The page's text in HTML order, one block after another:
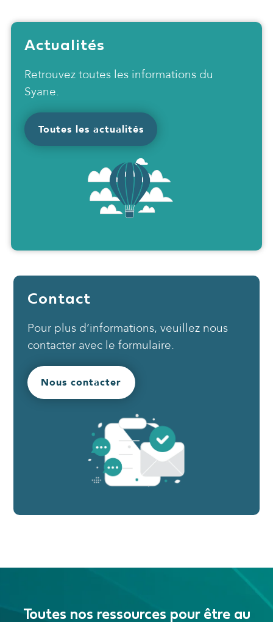
Actualités
Retrouvez toutes les informations du
Syane.
Toutes les actualités
Contact
Pour plus d’informations, veuillez nous
contacter avec le formulaire.
Nous contacter
Toutes nos ressources pour être au